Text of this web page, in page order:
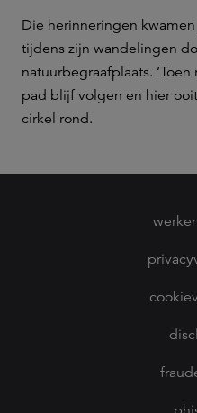
Die herinneringen
tijdens zijn wandelingen
natuurbegraafplaats.
pad blijf volgen en hier
cirkel rond.